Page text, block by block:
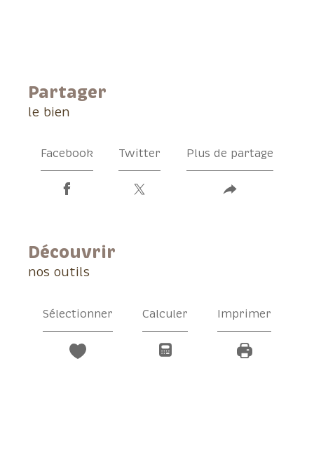
partager
le bien
Facebook Twitter Plus de partage
découvrir
nos outils
Sélectionner Calculer Imprimer